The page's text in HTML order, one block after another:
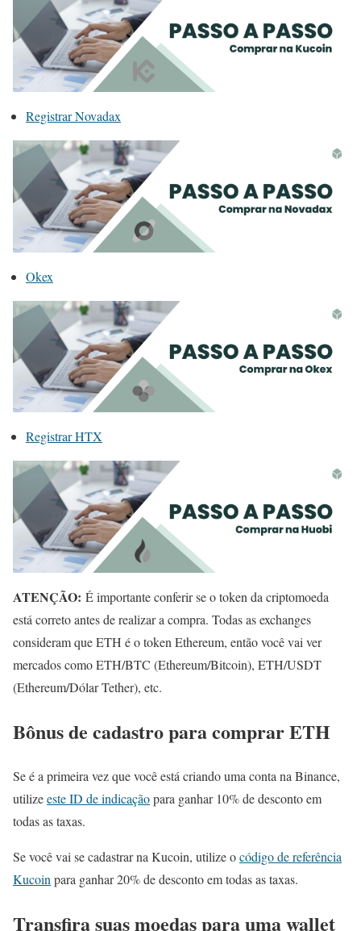
Registrar Novadax
Okex
Registrar HTX
ATENÇÃO: É importante conferir se o token da criptomoeda
está correto antes de realizar a compra. Todas as exchanges
consideram que ETH é o token Ethereum, então você vai ver
mercados como ETH/BTC (Ethereum/Bitcoin), ETH/USDT
(Ethereum/Dólar Tether), etc.
Bônus de cadastro para comprar ETH
Se é a primeira vez que você está criando uma conta na Binance,
utilizeeste ID de indicaçãopara ganhar 10% de desconto em
todas as taxas.
Se você vai se cadastrar na Kucoin, utilize ocódigo de referência
Kucoin para ganhar 20% de desconto em todas as taxas.
Transfira suas moedas para uma wallet